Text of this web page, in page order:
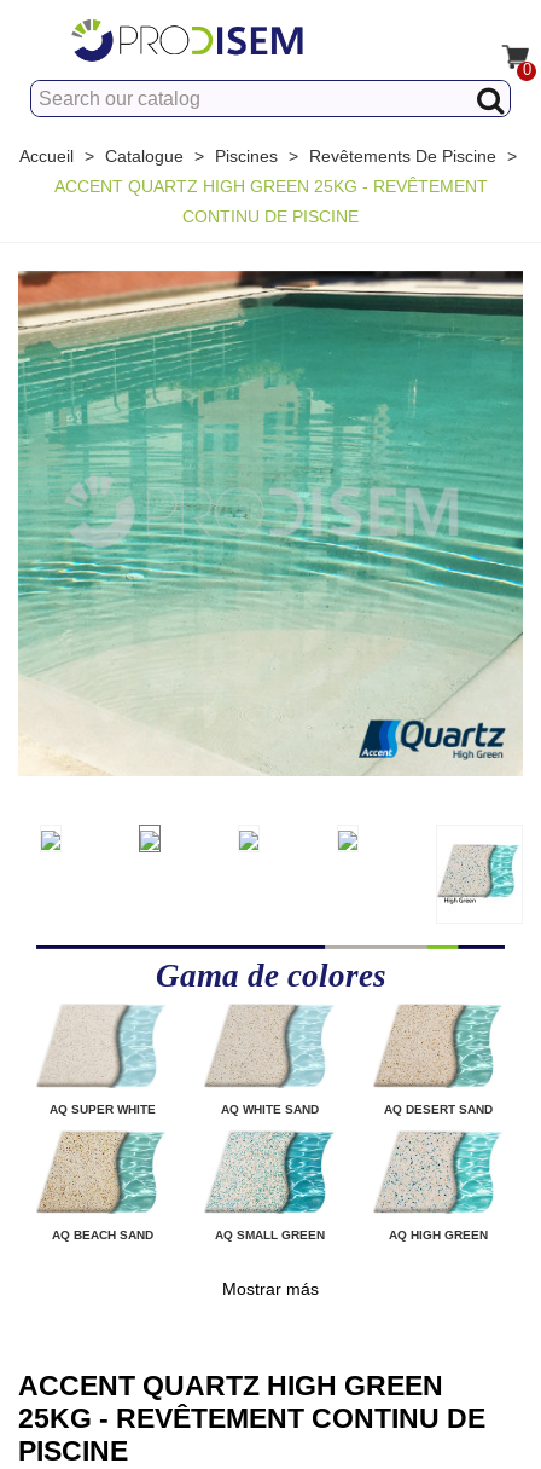
0
Accueil > Catalogue > Piscines > Revêtements De Piscine >
ACCENT QUARTZ HIGH GREEN 25KG - REVÊTEMENT
CONTINU DE PISCINE
Gama de colores
AQ SUPER WHITE AQ WHITE SAND AQ DESERT SAND
AQ BEACH SAND AQ SMALL GREEN AQ HIGH GREEN
Mostrar más
ACCENT QUARTZ HIGH GREEN
25KG - REVÊTEMENT CONTINU DE
PISCINE